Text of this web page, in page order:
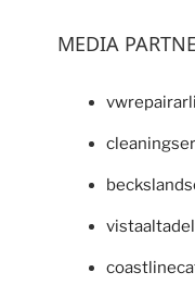
MEDIA